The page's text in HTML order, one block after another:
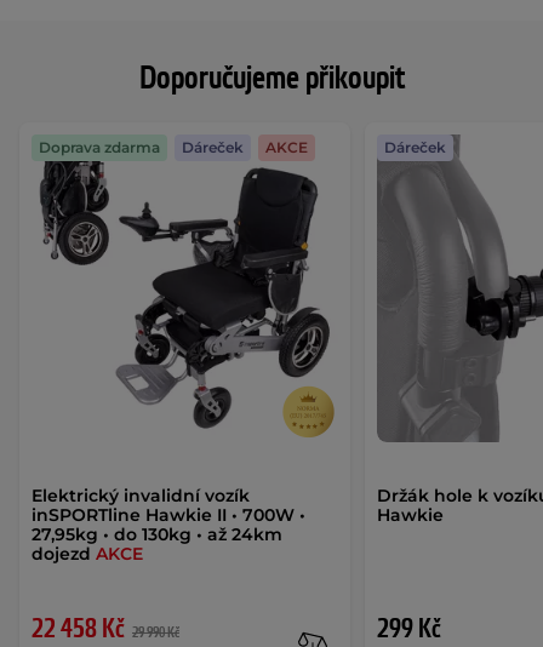
Doporučujeme přikoupit
Elektrický invalidní vozík
inSPORTline Hawkie II • 700W •
27,95kg • do 130kg • až 24km
dojezd AKCE
22 458 Kč 29 990 Kč
Doprava zdarma Dáreček AKCE
Držák hole k
Hawkie
299 Kč
Dáreček